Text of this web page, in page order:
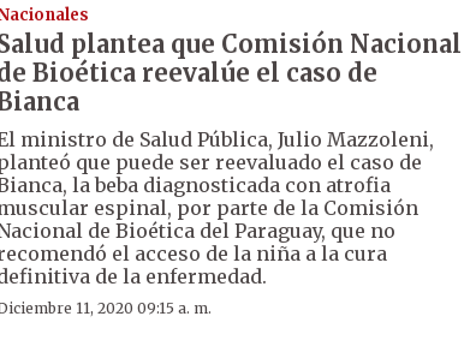
plantea que Comisión Nacional
Bioética reevalúe el caso de
ministro de Salud Pública, Julio Mazzoleni,
que puede ser reevaluado el caso de
la beba diagnosticada con atrofia
espinal, por parte de la Comisión
de Bioética del Paraguay, que no
el acceso de la niña a la cura
de la enfermedad.
11, 2020 09:15 a. m.